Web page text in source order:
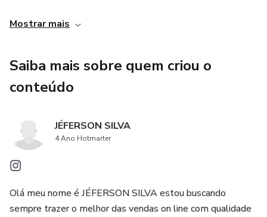
Mostrar mais
Saiba mais sobre quem criou o
conteúdo
JÉFERSON SILVA
4 Ano Hotmarter
Olá meu nome é JÉFERSON SILVA estou buscando
sempre trazer o melhor das vendas on line com qualidade